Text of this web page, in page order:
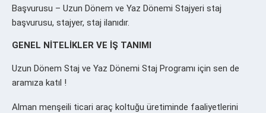
Başvurusu – Uzun Dönem ve Yaz Dönemi Stajyeri staj
başvurusu, stajyer, staj ilanıdır.
GENEL NİTELİKLER VE İŞ TANIMI
Uzun Dönem Staj ve Yaz Dönemi Staj Programı için sen de
aramıza katıl !
Alman menşeili ticari araç koltuğu üretiminde faaliyetlerini